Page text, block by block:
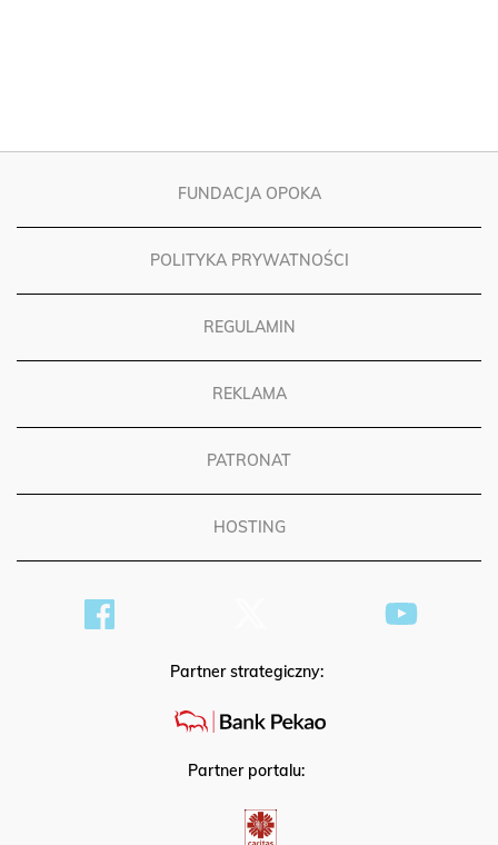
FUNDACJA OPOKA
POLITYKA PRYWATNOŚCI
REGULAMIN
REKLAMA
PATRONAT
HOSTING
Partner strategiczny:
Partner portalu: